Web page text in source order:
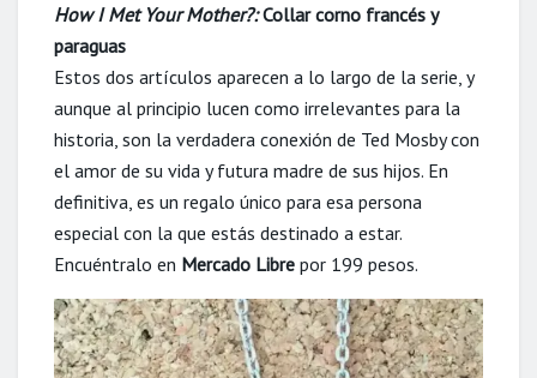
How I Met Your Mother?:Collar corno francés y
paraguas
Estos dos artículos aparecen a lo largo de la serie, y
aunque al principio lucen como irrelevantes para la
historia, son la verdadera conexión de Ted Mosby con
el amor de su vida y futura madre de sus hijos. En
definitiva, es un regalo único para esa persona
especial con la que estás destinado a estar.
Encuéntralo en Mercado Libre por 199 pesos.